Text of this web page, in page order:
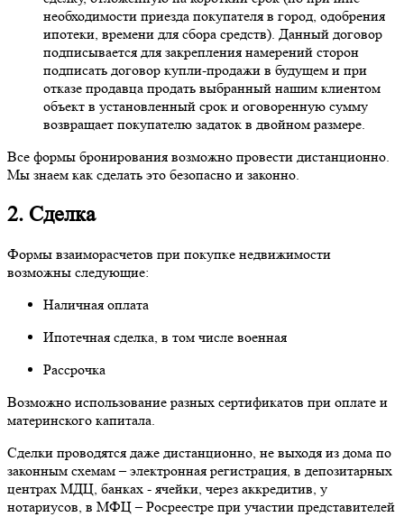
необходимости приезда покупателя в город, одобрения
ипотеки, времени для сбора средств). Данный договор
подписывается для закрепления намерений сторон
подписать договор купли-продажи в будущем и при
отказе продавца продать выбранный нашим клиентом
объект в установленный срок и оговоренную сумму
возвращает покупателю задаток в двойном размере.
Все формы бронирования возможно провести дистанционно.
Мы знаем как сделать это безопасно и законно.
2. Сделка
Формы взаиморасчетов при покупке недвижимости
возможны следующие:
Наличная оплата
Ипотечная сделка, в том числе военная
Рассрочка
Возможно использование разных сертификатов при оплате и
материнского капитала.
Сделки проводятся даже дистанционно, не выходя из дома по
законным схемам – электронная регистрация, в депозитарных
центрах МДЦ, банках - ячейки, через аккредитив, у
нотариусов, в МФЦ – Росреестре при участии представителей